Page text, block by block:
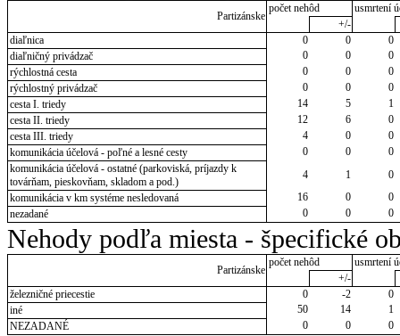
Partizánske
počet nehôd
usmrtení
+/-
diaľnica
0 0
0
diaľničný privádzač
0 0
0
rýchlostná cesta
0 0
0
rýchlostný privádzač
0 0
0
cesta I. triedy
14 5
1
cesta II. triedy
12 6
0
cesta III. triedy
4 0
0
komunikácia účelová - poľné a lesné cesty
0 0
0
komunikácia účelová - ostatné (parkoviská, príjazdy k
továrňam, pieskovňam, skladom a pod.)
4 1
0
komunikácia v km systéme nesledovaná
16 0
0
nezadané
0 0 0
Nehody podľa miesta - špecifické
Partizánske
počet nehôd
usmrtení
+/-
železničné priecestie
0 -2
0
iné
50 14
1
NEZADANÉ
0 0 0